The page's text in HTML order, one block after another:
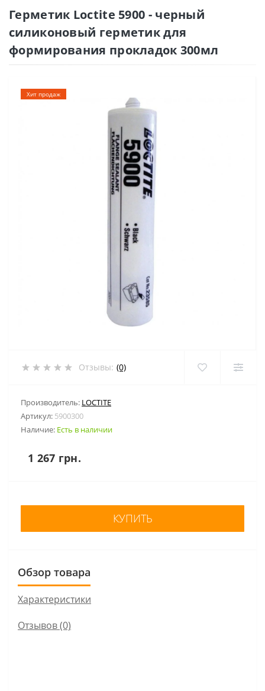
Герметик Loctite 5900 - черный
силиконовый герметик для
формирования прокладок 300мл
Хит продаж
Отзывы: (0)
Производитель: LOCTITE
Артикул: 5900300
Наличие: Есть в наличии
1 267 грн.
КУПИТЬ
Обзор товара
Характеристики
Отзывов (0)